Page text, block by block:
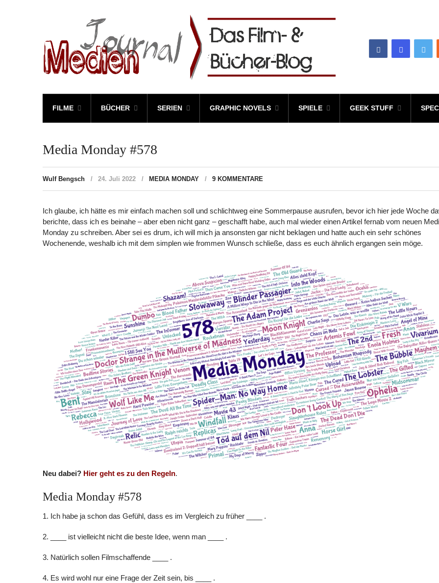
FILME BÜCHER SERIEN GRAPHIC NOVELS SPIELE GEEK STUFF
Media Monday #578
Wulf Bengsch 24. Juli 2022 MEDIA MONDAY 9 KOMMENTARE
Ich glaube, ich hätte es mir einfach machen soll und schlichtweg eine Sommerpause ausrufen, bevor ich hier jede Woche
berichte, dass ich es beinahe – aber eben nicht ganz – geschafft habe, auch mal wieder einen Artikel fernab vom neuen
Monday zu schreiben. Aber sei es drum, ich will mich ja ansonsten gar nicht beklagen und hatte auch ein sehr schönes
Wochenende, weshalb ich mit dem simplen wie frommen Wunsch schließe, dass es euch ähnlich ergangen sein möge.
Neu dabei? Hier geht es zu den Regeln.
Media Monday #578
1. Ich habe ja schon das Gefühl, dass es im Vergleich zu früher ____ .
2. ____ ist vielleicht nicht die beste Idee, wenn man ____ .
3. Natürlich sollen Filmschaffende ____ .
4. Es wird wohl nur eine Frage der Zeit sein, bis ____ .